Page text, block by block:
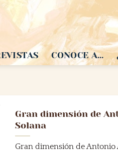
CONOCE A…
Gran dimensión de
Solana
Gran dimensión de Antonio